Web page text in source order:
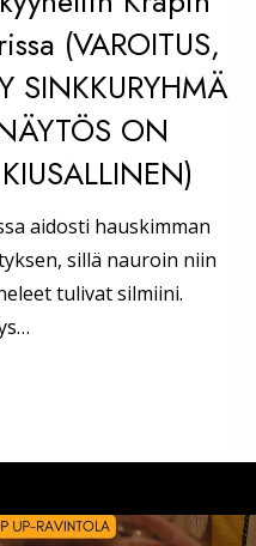
(VAROITUS,
SINKKURYHMÄ
ON
aidosti hauskimman
sillä nauroin niin
tulivat silmiini.